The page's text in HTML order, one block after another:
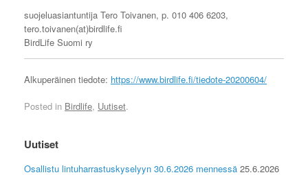
suojeluasiantuntija Tero Toivanen, p. 010 406 6203,
tero.toivanen(at)birdlife.fi
BirdLife Suomi ry
Alkuperäinen tiedote: https://www.birdlife.fi/tiedote-20200604/
Posted in Birdlife, Uutiset.
Uutiset
Osallistu lintuharrastuskyselyyn 30.6.2026 mennessä 25.6.2026